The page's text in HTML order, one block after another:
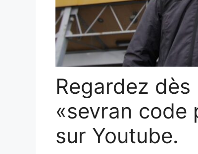
Regardez
«sevran code
sur Youtube.